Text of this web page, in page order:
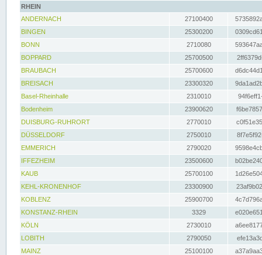
RHEIN
ANDERNACH
27100400
BINGEN
25300200
BONN
2710080
BOPPARD
25700500
BRAUBACH
25700600
BREISACH
23300320
Basel-Rheinhalle
2310010
Bodenheim
23900620
DUISBURG-RUHRORT
2770010
DÜSSELDORF
2750010
EMMERICH
2790020
IFFEZHEIM
23500600
KAUB
25700100
KEHL-KRONENHOF
23300900
KOBLENZ
25900700
KONSTANZ-RHEIN
3329
KÖLN
2730010
LOBITH
2790050
MAINZ
25100100